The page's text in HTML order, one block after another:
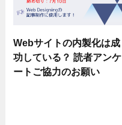
Webサイトの内製化は成
功している？ 読者アンケ
ートご協力のお願い